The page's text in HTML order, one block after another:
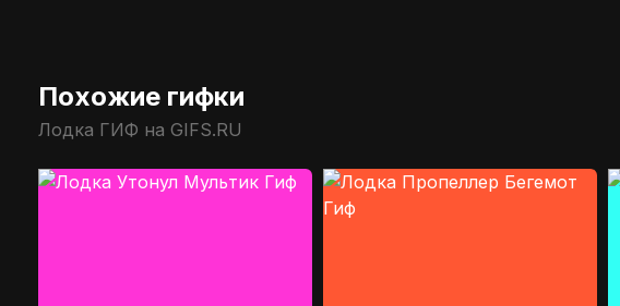
Похожие гифки
Лодка ГИФ на GIFS.RU